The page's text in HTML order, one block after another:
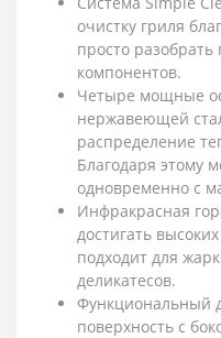
очистку гриля
просто
компонентов.
Четыре мощные
нержавеющей
распределение
Благодаря этому
одновременно с
Инфракрасная
достигать
подходит для
деликатесов.
Функциональный
поверхность с